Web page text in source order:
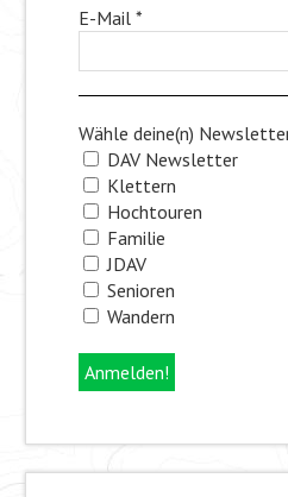
E-Mail *
Wähle deine(n)
DAV Newsletter
Klettern
Hochtouren
Familie
JDAV
Senioren
Wandern